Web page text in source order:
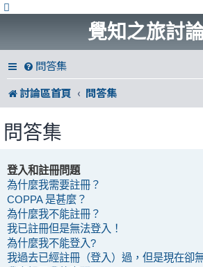
覺知之旅討
問答集
討論區首頁
問答集
問答集
登入和註冊問題
為什麼我需要註冊？
COPPA 是甚麼？
為什麼我不能註冊？
我已註冊但是無法登入！
為什麼我不能登入?
我過去已經註冊（登入）過，但是現在卻